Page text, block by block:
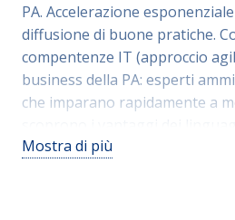
PA. Accelerazione
diffusione di buone pratiche.
compentenze IT (approccio
business della PA: esperti
che imparano rapidamente a
modellazione (tipici dell’IT) per
Mostra di più